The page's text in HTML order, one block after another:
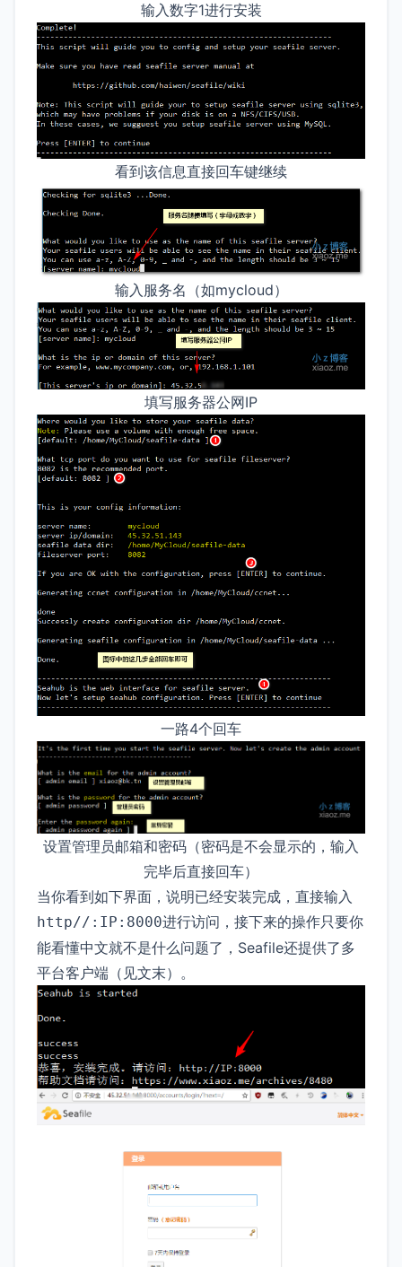
输入数字1进行安装
看到该信息直接回车键继续
输入服务名（如mycloud）
填写服务器公网IP
一路4个回车
设置管理员邮箱和密码（密码是不会显示的，输入
完毕后直接回车）
当你看到如下界面，说明已经安装完成，直接输入
http//:IP:8000进行访问，接下来的操作只要你
能看懂中文就不是什么问题了，Seafile还提供了多
平台客户端（见文末）。